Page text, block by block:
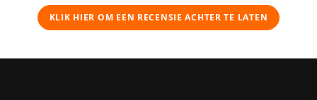
KLIK HIER OM EEN ​​RECENSIE ACHTER TE LATEN